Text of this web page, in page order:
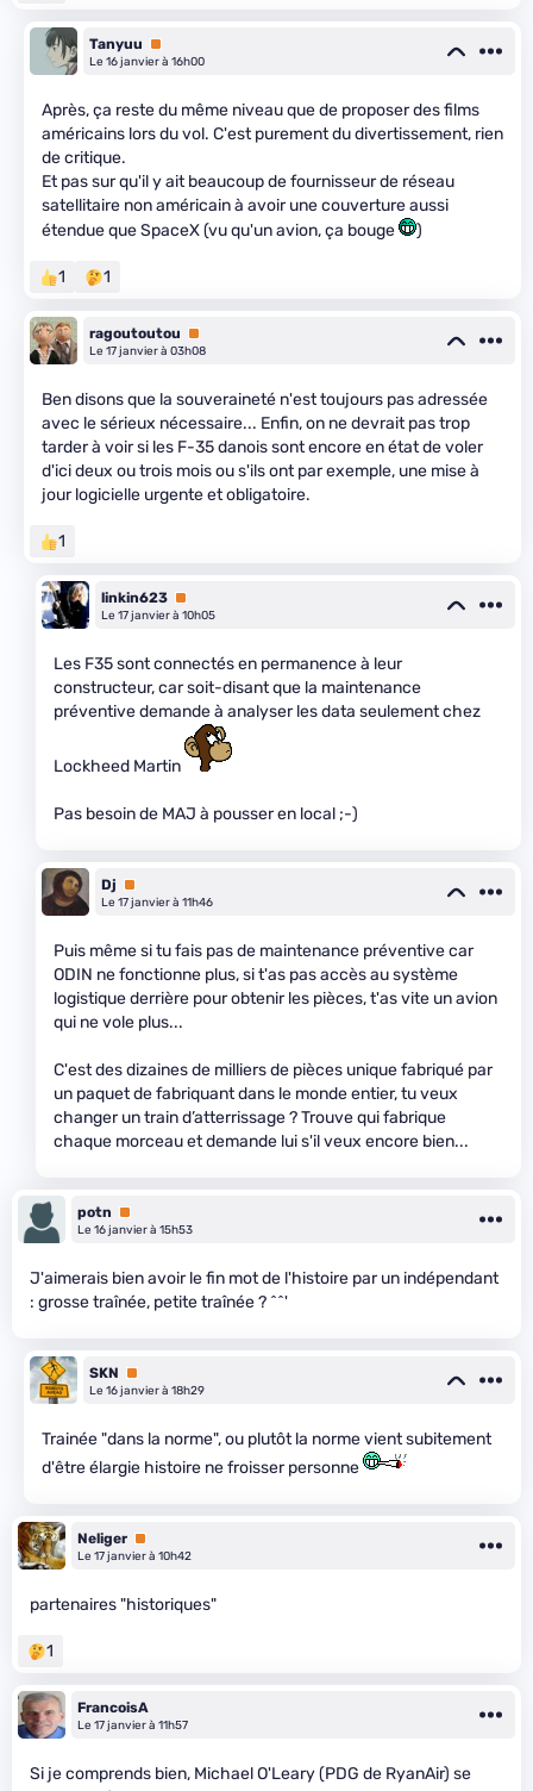
Tanyuu
Premium
Le 16 janvier à 16h00
Après, ça reste du même niveau que de proposer des films
américains lors du vol. C'est purement du divertissement, rien
de critique.
Et pas sur qu'il y ait beaucoup de fournisseur de réseau
satellitaire non américain à avoir une couverture aussi
étendue que SpaceX (vu qu'un avion, ça bouge
)
1 1
ragoutoutou
Premium
Le 17 janvier à 03h08
Ben disons que la souveraineté n'est toujours pas adressée
avec le sérieux nécessaire... Enfin, on ne devrait pas trop
tarder à voir si les F-35 danois sont encore en état de voler
d'ici deux ou trois mois ou s'ils ont par exemple, une mise à
jour logicielle urgente et obligatoire.
1
linkin623 Premium
Le 17 janvier à 10h05
Les F35 sont connectés en permanence à leur
constructeur, car soit-disant que la maintenance
préventive demande à analyser les data seulement chez
Lockheed Martin
Pas besoin de MAJ à pousser en local ;-)
Dj
Premium
Le 17 janvier à 11h46
Puis même si tu fais pas de maintenance préventive car
ODIN ne fonctionne plus, si t'as pas accès au système
logistique derrière pour obtenir les pièces, t'as vite un avion
qui ne vole plus...
C'est des dizaines de milliers de pièces unique fabriqué par
un paquet de fabriquant dans le monde entier, tu veux
changer un train d’atterrissage ? Trouve qui fabrique
chaque morceau et demande lui s'il veux encore bien...
potn
Premium
Le 16 janvier à 15h53
J'aimerais bien avoir le fin mot de l'histoire par un indépendant
: grosse traînée, petite traînée ? ^^'
SKN
Premium
Le 16 janvier à 18h29
Trainée "dans la norme", ou plutôt la norme vient subitement
d'être élargie histoire ne froisser personne
Neliger Premium
Le 17 janvier à 10h42
partenaires "historiques"
1
FrancoisA
Le 17 janvier à 11h57
Si je comprends bien, Michael O'Leary (PDG de RyanAir) se